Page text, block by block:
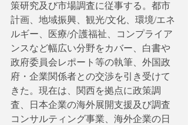
策研究及び市場調査に従事する。都市
計画、地域振興、観光/文化、環境/エネ
ルギー、医療/介護福祉、コンプライア
ンスなど幅広い分野をカバー、白書や
政府委員会レポート等の執筆、外国政
府・企業関係者との交渉を引き受けて
きた。現在は、関西を拠点に政策調
査、日本企業の海外展開支援及び調査
コンサルティング事業、海外企業の日